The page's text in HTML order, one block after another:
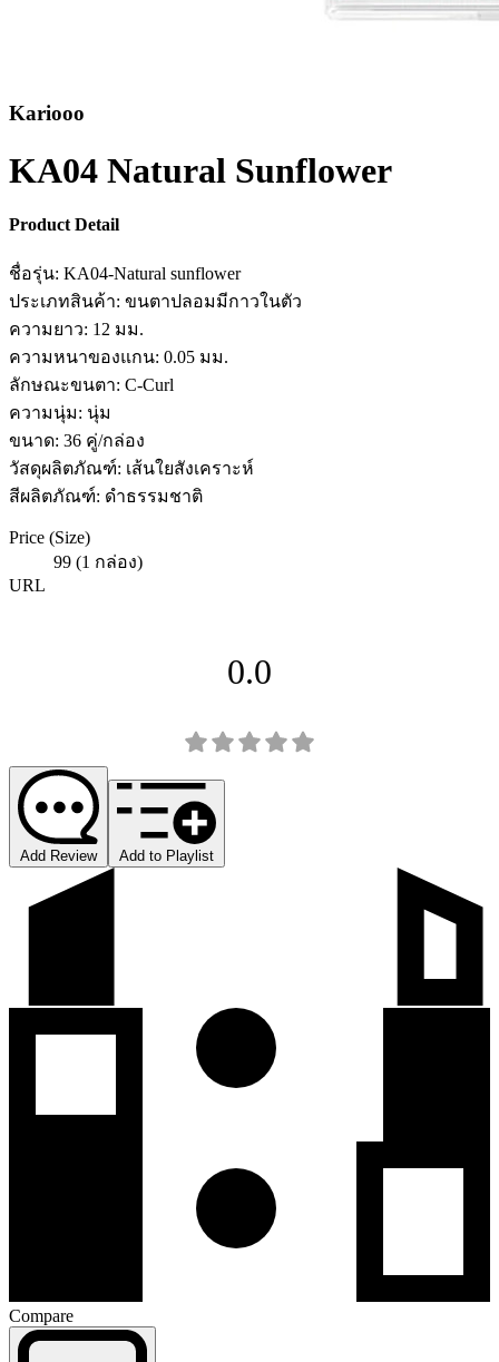
Kariooo
KA04 Natural Sunflower
Product Detail
ชื่อรุ่น: KA04-Natural sunflower
ประเภทสินค้า: ขนตาปลอมมีกาวในตัว
ความยาว: 12 มม.
ความหนาของแกน: 0.05 มม.
ลักษณะขนตา: C-Curl
ความนุ่ม: นุ่ม
ขนาด: 36 คู่/กล่อง
วัสดุผลิตภัณฑ์: เส้นใยสังเคราะห์
สีผลิตภัณฑ์: ดำธรรมชาติ
Price (Size)
99 (1 กล่อง)
URL
0.0
Add Review Add to Playlist
Compare